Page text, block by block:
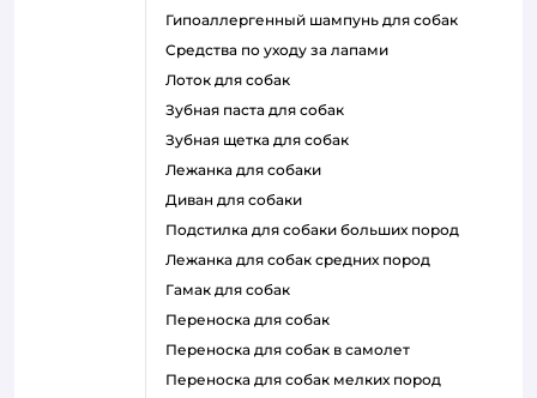
гипоаллергенный шампунь для собак
средства по уходу за лапами
лоток для собак
зубная паста для собак
зубная щетка для собак
лежанка для собаки
диван для собаки
подстилка для собаки больших пород
лежанка для собак средних пород
гамак для собак
переноска для собак
переноска для собак в самолет
переноска для собак мелких пород